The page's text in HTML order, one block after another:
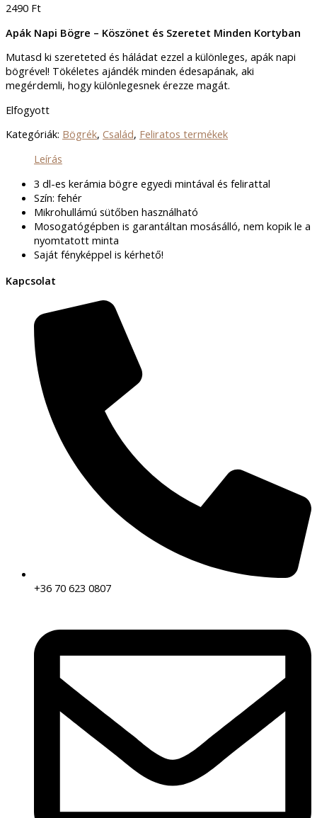
2490 Ft
Apák Napi Bögre – Köszönet és Szeretet Minden Kortyban
Mutasd ki szereteted és háládat ezzel a különleges, apák napi
bögrével! Tökéletes ajándék minden édesapának, aki
megérdemli, hogy különlegesnek érezze magát.
Elfogyott
Kategóriák: Bögrék, Család, Feliratos termékek
Leírás
3 dl-es kerámia bögre egyedi mintával és felirattal
Szín: fehér
Mikrohullámú sütőben használható
Mosogatógépben is garantáltan mosásálló, nem kopik le a
nyomtatott minta
Saját fényképpel is kérhető!
Kapcsolat
+36 70 623 0807